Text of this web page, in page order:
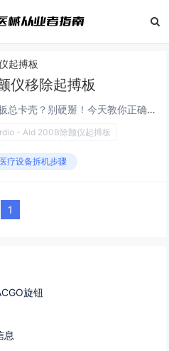
起搏板
仪移除起搏板
拆Cardio-Aid 200B除颤仪起搏板总卡壳？别硬掰！今天教你正确的移除步骤，不仅能避免损坏部件，还能延长起搏板使用寿命，新手也能轻松搞定～Cardio-Aid 200B除颤仪起搏板是其核心功能模块之一，适配医院场景及医疗转运需求，为...
- Aid 200B除颤仪起搏板
疗设备拆机步骤
1
旋钮
息